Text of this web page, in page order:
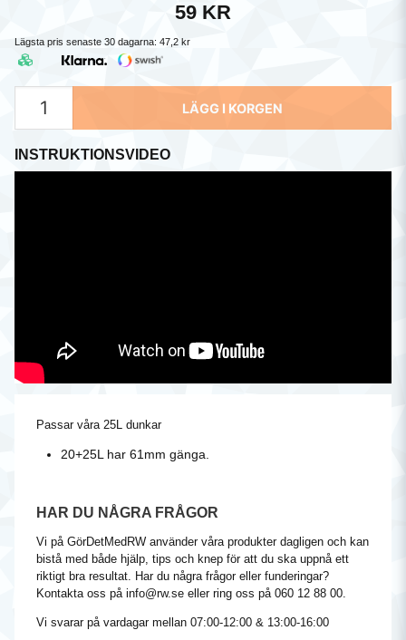
59 KR
Lägsta pris senaste 30 dagarna: 47,2 kr
LÄGG I KORGEN
INSTRUKTIONSVIDEO
Passar våra 25L dunkar
20+25L har 61mm gänga.
HAR DU NÅGRA FRÅGOR
Vi på GörDetMedRW använder våra produkter dagligen och kan
bistå med både hjälp, tips och knep för att du ska uppnå ett
riktigt bra resultat. Har du några frågor eller funderingar?
Kontakta oss på info@rw.se eller ring oss på 060 12 88 00.
Vi svarar på vardagar mellan 07:00-12:00 & 13:00-16:00